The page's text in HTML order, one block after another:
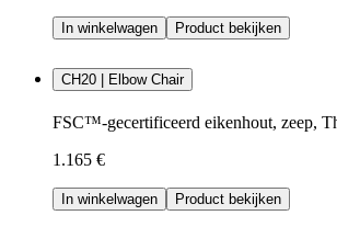
In winkelwagen Product bekijken
CH20 | Elbow Chair
FSC™-gecertificeerd eikenhout, zeep,
1.165 €
In winkelwagen Product bekijken